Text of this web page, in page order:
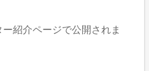
紹介ページで公開されま